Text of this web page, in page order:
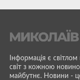
Інформація є
світ з кожною
майбутнє. Новини -